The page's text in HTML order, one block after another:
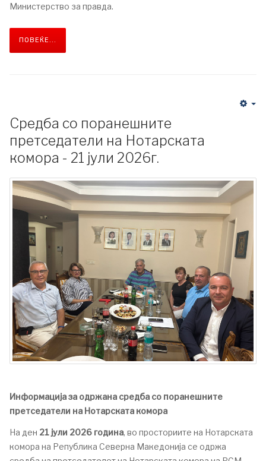
Министерство за правда.
ПОВЕЌЕ...
Средба со поранешните
претседатели на Нотарската
комора - 21 јули 2026г.
Информација за одржана средба со поранешните
претседатели на Нотарската комора
На ден 21 јули 2026 година, во просториите на Нотарската
комора на Република Северна Македонија се одржа